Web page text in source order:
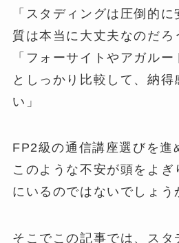
「スタディングは圧倒的
質は本当に大丈夫なのだろ
「フォーサイトやアガル
としっかり比較して、納得
い」
FP2級の通信講座選びを進
このような不安が頭をよぎ
にいるのではないでしょう
そこでこの記事では、スタ